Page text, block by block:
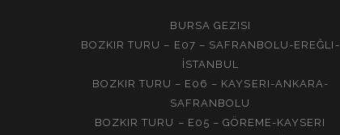
BURSA GEZISI
BOZKIR TURU – E07 – SAFRANBOLU-EREĞLI-
İSTANBUL
BOZKIR TURU – E06 – KAYSERI-ANKARA-
SAFRANBOLU
BOZKIR TURU – E05 – GÖREME-KAYSERI